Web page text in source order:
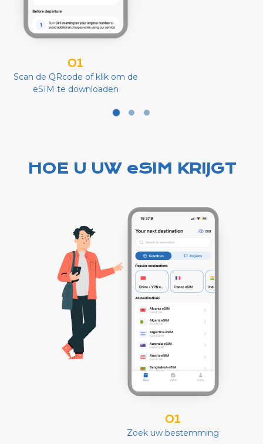
01
Scan de QRcode of klik om de
eSIM te downloaden
HOE U UW eSIM KRIJGT
01
Zoek uw bestemming